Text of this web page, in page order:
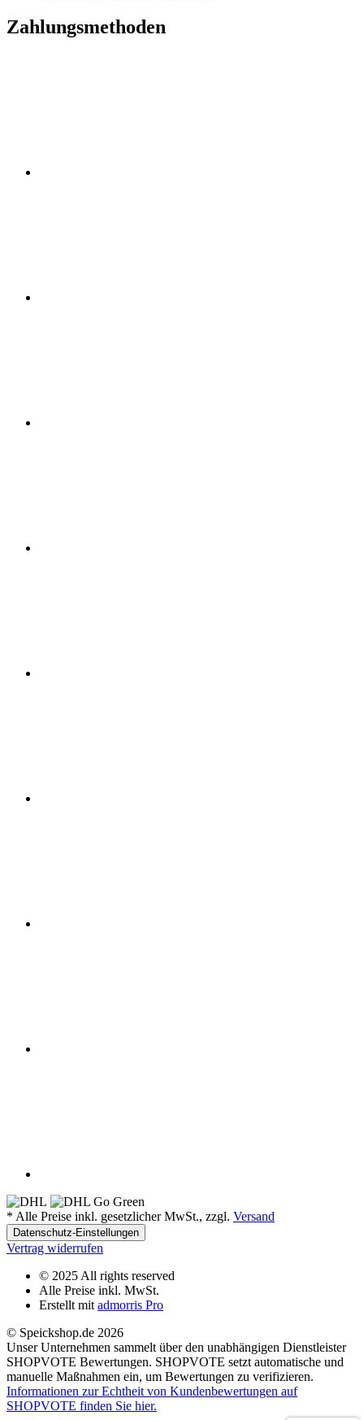
Zahlungsmethoden
* Alle Preise inkl. gesetzlicher MwSt., zzgl. Versand
Datenschutz-Einstellungen
Vertrag widerrufen
© 2025 All rights reserved
Alle Preise inkl. MwSt.
Erstellt mit admorris Pro
© Speickshop.de 2026
Unser Unternehmen sammelt über den unabhängigen Dienstleister
SHOPVOTE Bewertungen. SHOPVOTE setzt automatische und
manuelle Maßnahmen ein, um Bewertungen zu verifizieren.
Informationen zur Echtheit von Kundenbewertungen auf
SHOPVOTE finden Sie hier.